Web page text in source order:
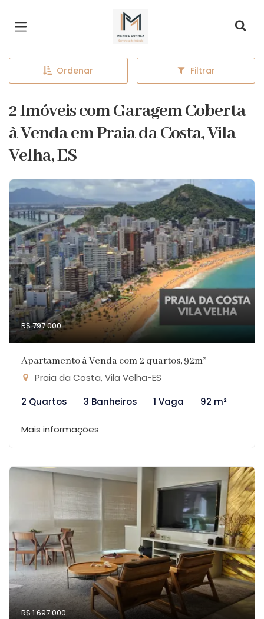
Página inicial
Ordenar Filtrar
2 Imóveis com Garagem Coberta
à Venda em Praia da Costa, Vila
Velha, ES
R$ 797.000
Apartamento à Venda com 2 quartos, 92m²
Praia da Costa, Vila Velha-ES
2 Quartos
3 Banheiros 1 Vaga 92 m²
Mais informações
R$ 1.697.000